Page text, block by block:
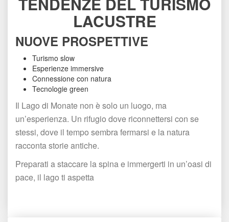
LACUSTRE
NUOVE PROSPETTIVE
Turismo slow
Esperienze immersive
Connessione con natura
Tecnologie green
Il Lago di Monate non è solo un luogo, ma
un’esperienza. Un rifugio dove riconnettersi con se
tessi, dove il tempo sembra fermarsi e la natura
racconta storie antiche.
Preparati a staccare la spina e immergerti in un’oasi di
pace, il lago ti aspetta